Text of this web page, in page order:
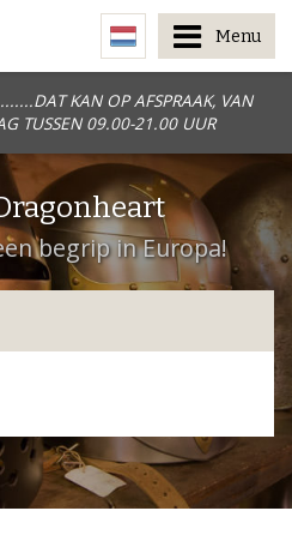
KAN OP AFSPRAAK, VAN
TUSSEN 09.00-21.00 UUR
Menu
begrip in Europa!